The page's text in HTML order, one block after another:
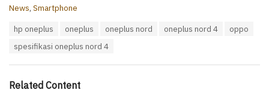
C
i
News, Smartphone
hp oneplus oneplus oneplus nord oneplus nord 4
oppo
spesifikasi oneplus nord 4
Related Content